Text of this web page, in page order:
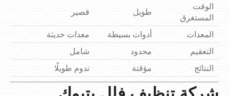
الوقت
المستغرق
طويل
قصير
المعدات
أدوات بسيطة
معدات حديثة
التعقيم
محدود
شامل
النتائج
مؤقتة تدوم طويلًا